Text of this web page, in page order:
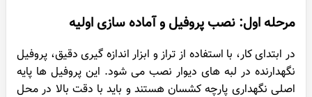
مرحله اول: نصب پروفیل و آماده سازی اولیه
در ابتدای کار، با استفاده از تراز و ابزار اندازه گیری دقیق، پروفیل
نگهدارنده در لبه های دیوار نصب می شود. این پروفیل ها پایه
اصلی نگهداری پارچه کشسان هستند و باید با دقت بالا در محل